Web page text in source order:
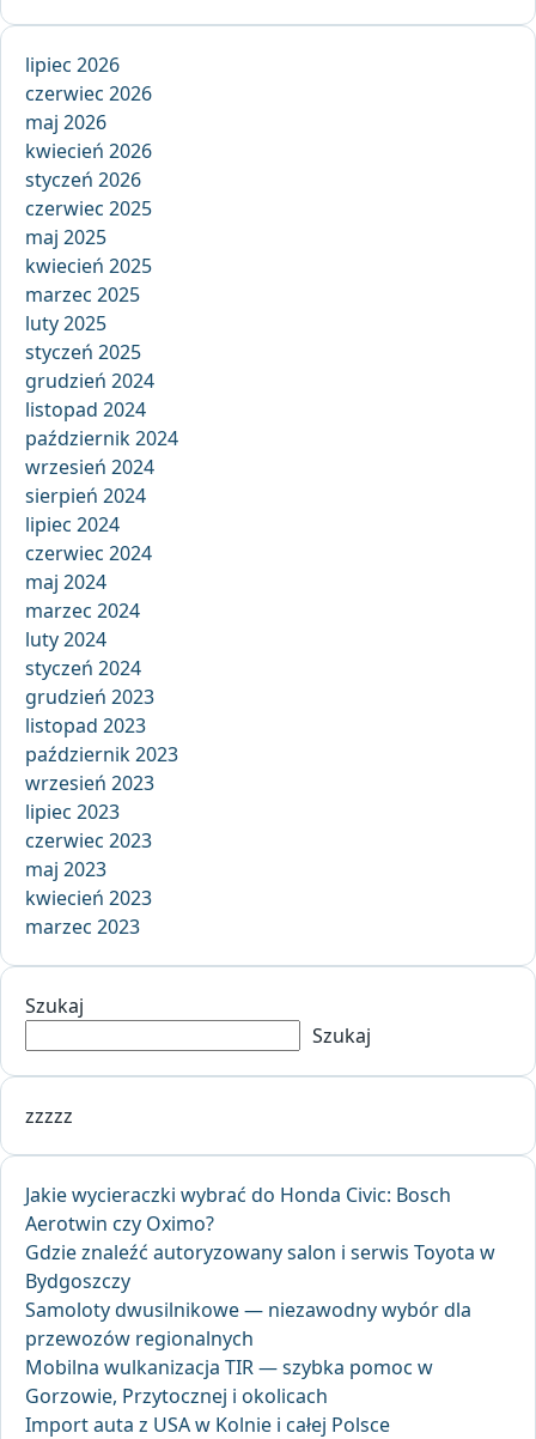
lipiec 2026
czerwiec 2026
maj 2026
kwiecień 2026
styczeń 2026
czerwiec 2025
maj 2025
kwiecień 2025
marzec 2025
luty 2025
styczeń 2025
grudzień 2024
listopad 2024
październik 2024
wrzesień 2024
sierpień 2024
lipiec 2024
czerwiec 2024
maj 2024
marzec 2024
luty 2024
styczeń 2024
grudzień 2023
listopad 2023
październik 2023
wrzesień 2023
lipiec 2023
czerwiec 2023
maj 2023
kwiecień 2023
marzec 2023
Szukaj
Szukaj
zzzzz
Jakie wycieraczki wybrać do Honda Civic: Bosch
Aerotwin czy Oximo?
Gdzie znaleźć autoryzowany salon i serwis Toyota w
Bydgoszczy
Samoloty dwusilnikowe — niezawodny wybór dla
przewozów regionalnych
Mobilna wulkanizacja TIR — szybka pomoc w
Gorzowie, Przytocznej i okolicach
Import auta z USA w Kolnie i całej Polsce